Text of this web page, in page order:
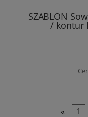
SZABLON
/ kontur
« 1